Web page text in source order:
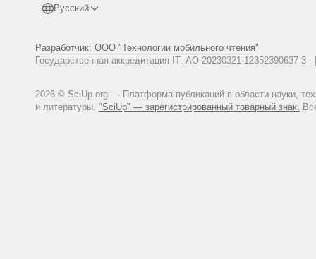
Русский
Разработчик: ООО "Технологии мобильного чтения"
Государственная аккредитация IT: АО-20230321-
2026 © SciUp.org — Платформа публикаций в области науки,
и литературы. "SciUp" — зарегистрированный товарный знак.